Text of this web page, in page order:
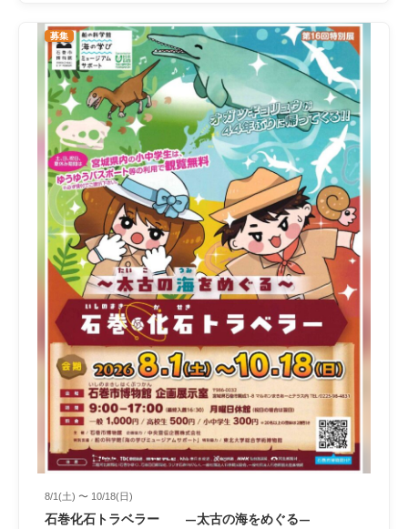
募集
8/1(土) 〜 10/18(日)
石巻化石トラベラー ―太古の海をめぐる―